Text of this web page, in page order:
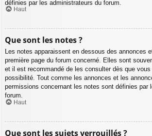
définies par les administrateurs du forum.
Haut
Que sont les notes ?
Les notes apparaissent en dessous des annonces
première page du forum concerné. Elles sont
et il est recommandé de les consulter dès que
possibilité. Tout comme les annonces et les
permissions concernant les notes sont définies par
forum.
Haut
Que sont les sujets verrouillés ?